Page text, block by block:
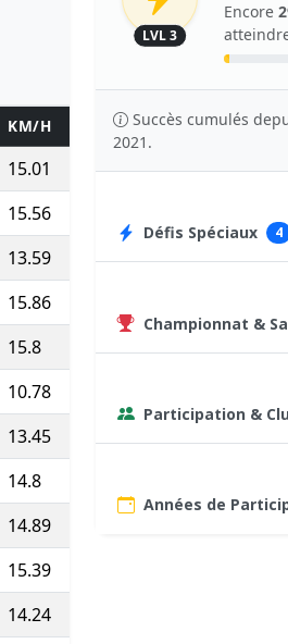
KM/H TPS/KM TEMPS POINTS
15.01 4'0-0'' 20:52 893
15.56
13.59 4'25'' 32:14 75
15.86
15.8 3'48'' 15:34
914
10.78
13.45
14.8
14.89
15.39
14.24
LVL 3
Encore
Succès cumulés
2021.
Défis Spéciaux 4
Championnat &
Participation &
Années de